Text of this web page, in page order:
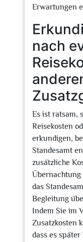
Erwartungen
nach
Es ist ratsam,
Reisekosten
erkundigen,
Standesamt
zusätzliche
das
Begleitung
Indem Sie im
Zusatzkosten
dass es